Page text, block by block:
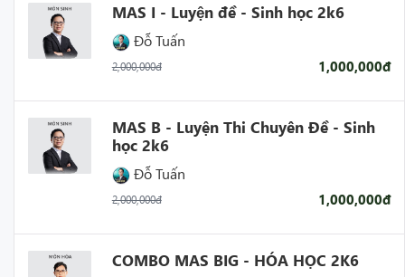
MAS I - Luyện đề - Sinh học 2k6
Đỗ Tuấn
2,000,000đ 1,000,000đ
MAS B - Luyện Thi Chuyên Đề - Sinh
học 2k6
Đỗ Tuấn
2,000,000đ 1,000,000đ
COMBO MAS BIG - HÓA HỌC 2K6